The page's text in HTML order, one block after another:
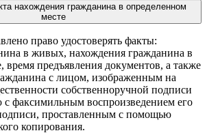
нахождения гражданина в определенном
месте
право удостоверять факты:
в живых, нахождения гражданина в
время предъявления документов, а также
с лицом, изображенным на
собственноручной подписи
факсимильным воспроизведением его
проставленным с помощью
копирования.